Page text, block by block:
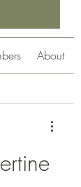
About